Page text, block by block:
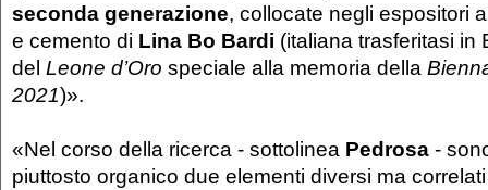
seconda generazione, collocate negli espositori
e cemento di Lina Bo Bardi (italiana trasferitasi in
del Leone d’Oro speciale alla memoria della
2021)».
«Nel corso della ricerca - sottolinea Pedrosa -
piuttosto organico due elementi diversi ma